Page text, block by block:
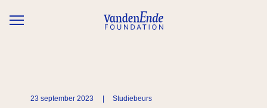
Overslaan en naar de inhoud gaan
23 september 2023 Studiebeurs